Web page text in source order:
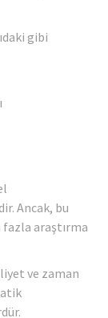
gibi
Ancak, bu
araştırma
ve zaman